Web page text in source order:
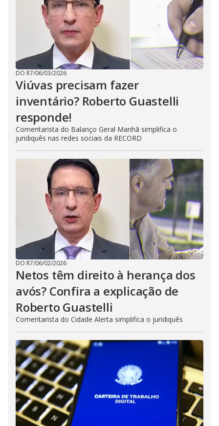
DO R7/06/03/2026
Viúvas precisam fazer
inventário? Roberto Guastelli
responde!
Comentarista do Balanço Geral Manhã simplifica o
juridiquês nas redes sociais da RECORD
DO R7/06/02/2026
Netos têm direito à herança dos
avós? Confira a explicação de
Roberto Guastelli
Comentarista do Cidade Alerta simplifica o juridiquês